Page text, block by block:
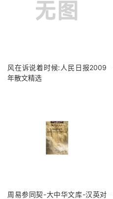
风在诉说着时候:人民日报2009
年散文精选
周易参同契-大中华文库-汉英对